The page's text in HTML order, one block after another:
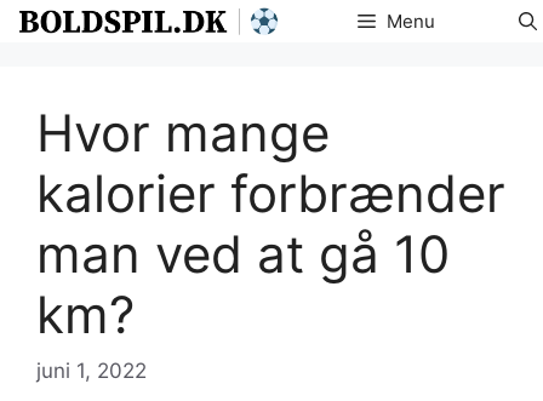
Hop
Menu
Hvor mange
kalorier forbrænder
man ved at gå 10
km?
juni 1, 2022